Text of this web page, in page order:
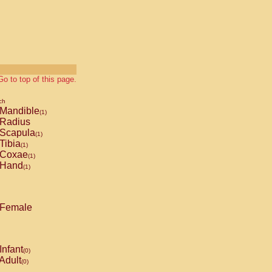
to top of this page.
Mandible(1)
Radius
Scapula(1)
Tibia(1)
Coxae(1)
Hand(1)
Female
Infant(0)
(0)